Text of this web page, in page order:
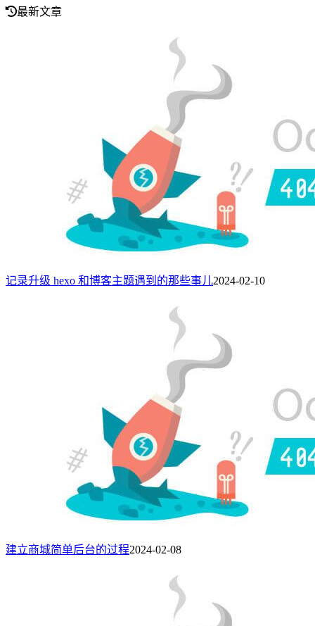
最新文章
记录升级 hexo 和博客主题遇到的那些事儿2024-02-10
建立商城简单后台的过程2024-02-08